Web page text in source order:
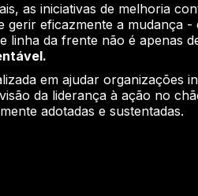
as iniciativas de melhoria
gerir eficazmente a mudança
linha da frente não é apenas
em ajudar organizações
da liderança à ação no
adotadas e sustentadas.